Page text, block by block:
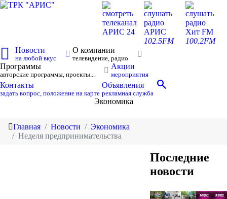
смотреть
телеканал
АРИС 24
слушать
радио
АРИС
102.5FM
слушать
радио
Хит FM
100.2FM
Новости
на любой вкус
О компании
телевидение, радио
Программы
авторские программы, проекты...
Акции
мероприятия
Контакты
задать вопрос, положение на карте
Объявления
рекламная служба
search
Экономика
Главная Новости
Экономика
Неделя предпринимательства
Последние
новости